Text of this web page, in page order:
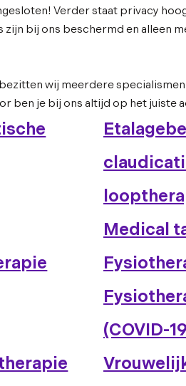
Verder staat privacy
zijn bij ons beschermd en alleen
wij meerdere
ben je bij ons altijd op het juiste
Medical
(COVID-